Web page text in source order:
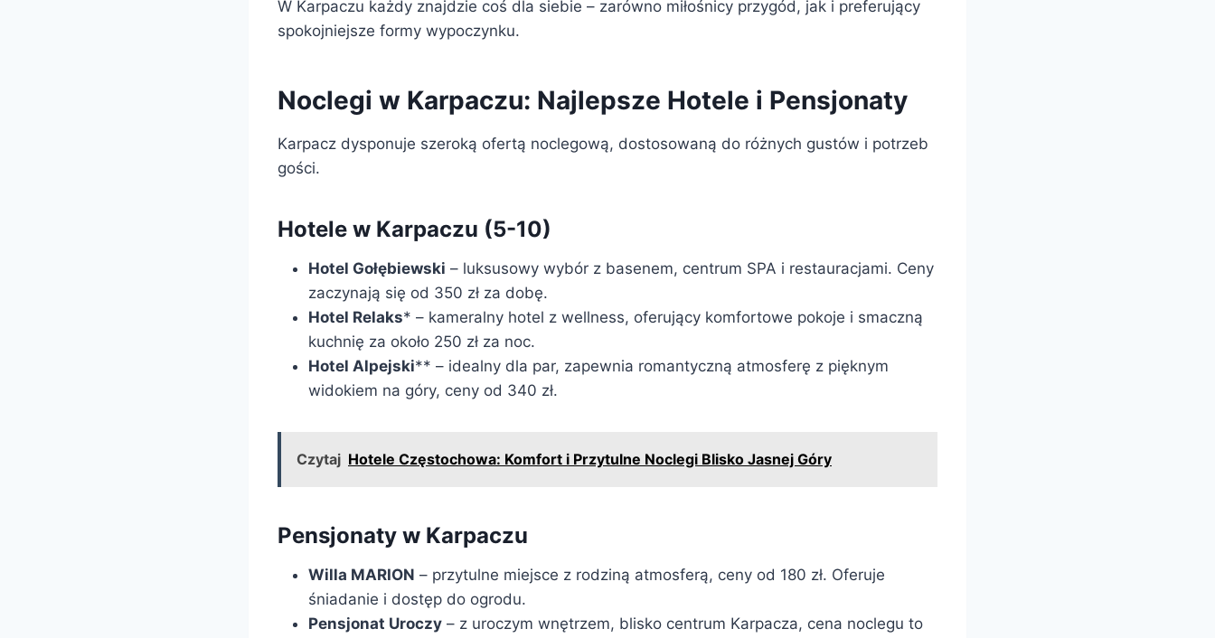
W Karpaczu każdy znajdzie coś dla siebie – zarówno miłośnicy przygód, jak i preferujący
spokojniejsze formy wypoczynku.
Noclegi w Karpaczu: Najlepsze Hotele i Pensjonaty
Karpacz dysponuje szeroką ofertą noclegową, dostosowaną do różnych gustów i potrzeb
gości.
Hotele w Karpaczu (5-10)
Hotel Gołębiewski – luksusowy wybór z basenem, centrum SPA i restauracjami. Ceny
zaczynają się od 350 zł za dobę.
Hotel Relaks* – kameralny hotel z wellness, oferujący komfortowe pokoje i smaczną
kuchnię za około 250 zł za noc.
Hotel Alpejski** – idealny dla par, zapewnia romantyczną atmosferę z pięknym
widokiem na góry, ceny od 340 zł.
Czytaj Hotele Częstochowa: Komfort i Przytulne Noclegi Blisko Jasnej Góry
Pensjonaty w Karpaczu
Willa MARION – przytulne miejsce z rodziną atmosferą, ceny od 180 zł. Oferuje
śniadanie i dostęp do ogrodu.
Pensjonat Uroczy – z uroczym wnętrzem, blisko centrum Karpacza, cena noclegu to